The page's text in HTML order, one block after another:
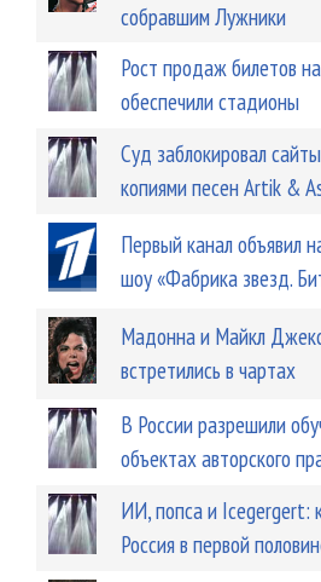
собравшим Лужники
Рост продаж билетов
обеспечили стадионы
Суд заблокировал
копиями песен Artik &
Первый канал объявил
шоу «Фабрика звезд.
Мадонна и Майкл
встретились в чартах
В России разрешили
объектах авторского
ИИ, попса и Icegergert:
Россия в первой